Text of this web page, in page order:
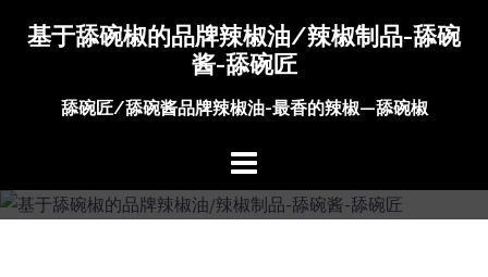
基于舔碗椒的品牌辣椒油/辣椒制品-舔碗
酱-舔碗匠
舔碗匠/舔碗酱品牌辣椒油-最香的辣椒—舔碗椒